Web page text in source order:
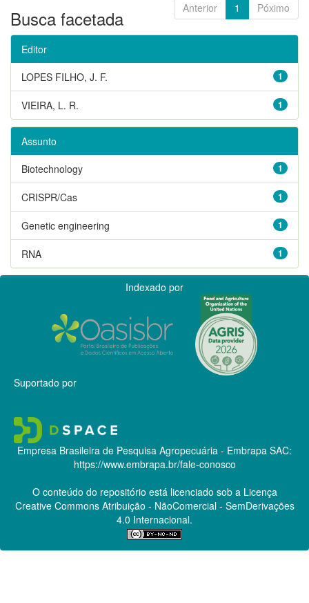
Anterior 1 Póximo
Busca facetada
Editor
1
LOPES FILHO, J. F.
1
VIEIRA, L. R.
Assunto
1
Biotechnology
1
CRISPR/Cas
1
Genetic engineering
1
RNA
Indexado por
Suportado por
Empresa Brasileira de Pesquisa Agropecuária - Embrapa SAC:
https://www.embrapa.br/fale-conosco
O conteúdo do repositório está licenciado sob a Licença
Creative CommonsAtribuição - NãoComercial - SemDerivações
4.0 Internacional.